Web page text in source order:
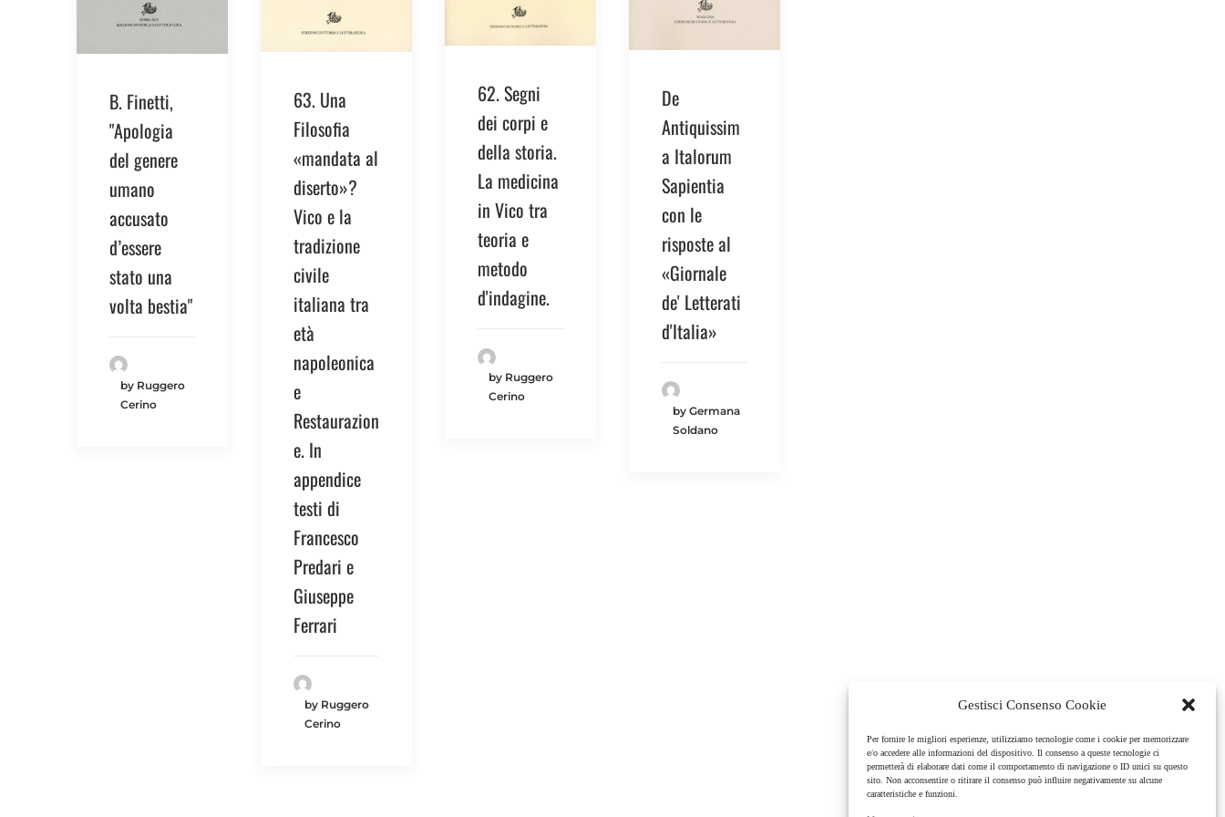
Gestisci Consenso Cookie
Per fornire le migliori esperienze, utilizziamo tecnologie come i cookie per memorizzare
e/o accedere alle informazioni del dispositivo. Il consenso a queste tecnologie ci
permetterà di elaborare dati come il comportamento di navigazione o ID unici su questo
sito. Non acconsentire o ritirare il consenso può influire negativamente su alcune
caratteristiche e funzioni.
B. Finetti,
"Apologia
del genere
umano
accusato
d’essere
stato una
volta bestia"
by Ruggero
Cerino
63. Una
Filosofia
«mandata al
diserto»?
Vico e la
tradizione
civile
italiana tra
età
napoleonica
e
Restaurazion
e. In
appendice
testi di
Francesco
Predari e
Giuseppe
Ferrari
by Ruggero
Cerino
62. Segni
dei corpi e
della storia.
La medicina
in Vico tra
teoria e
metodo
d'indagine.
by Ruggero
Cerino
De
Antiquissim
a Italorum
Sapientia
con le
risposte al
«Giornale
de' Letterati
d'Italia»
by Germana
Soldano